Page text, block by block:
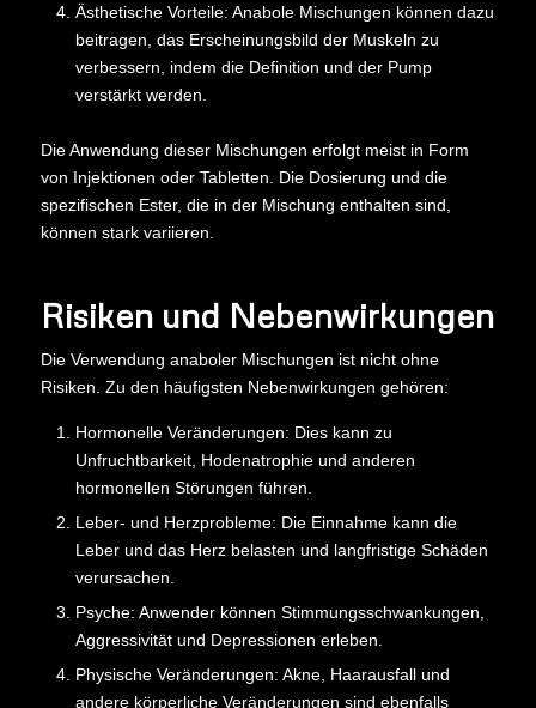
Ästhetische Vorteile: Anabole Mischungen können dazu
beitragen, das Erscheinungsbild der Muskeln zu
verbessern, indem die Definition und der Pump
verstärkt werden.
Die Anwendung dieser Mischungen erfolgt meist in Form
von Injektionen oder Tabletten. Die Dosierung und die
spezifischen Ester, die in der Mischung enthalten sind,
können stark variieren.
Risiken und Nebenwirkungen
Die Verwendung anaboler Mischungen ist nicht ohne
Risiken. Zu den häufigsten Nebenwirkungen gehören:
Hormonelle Veränderungen: Dies kann zu
Unfruchtbarkeit, Hodenatrophie und anderen
hormonellen Störungen führen.
Leber- und Herzprobleme: Die Einnahme kann die
Leber und das Herz belasten und langfristige Schäden
verursachen.
Psyche: Anwender können Stimmungsschwankungen,
Aggressivität und Depressionen erleben.
Physische Veränderungen: Akne, Haarausfall und
andere körperliche Veränderungen sind ebenfalls